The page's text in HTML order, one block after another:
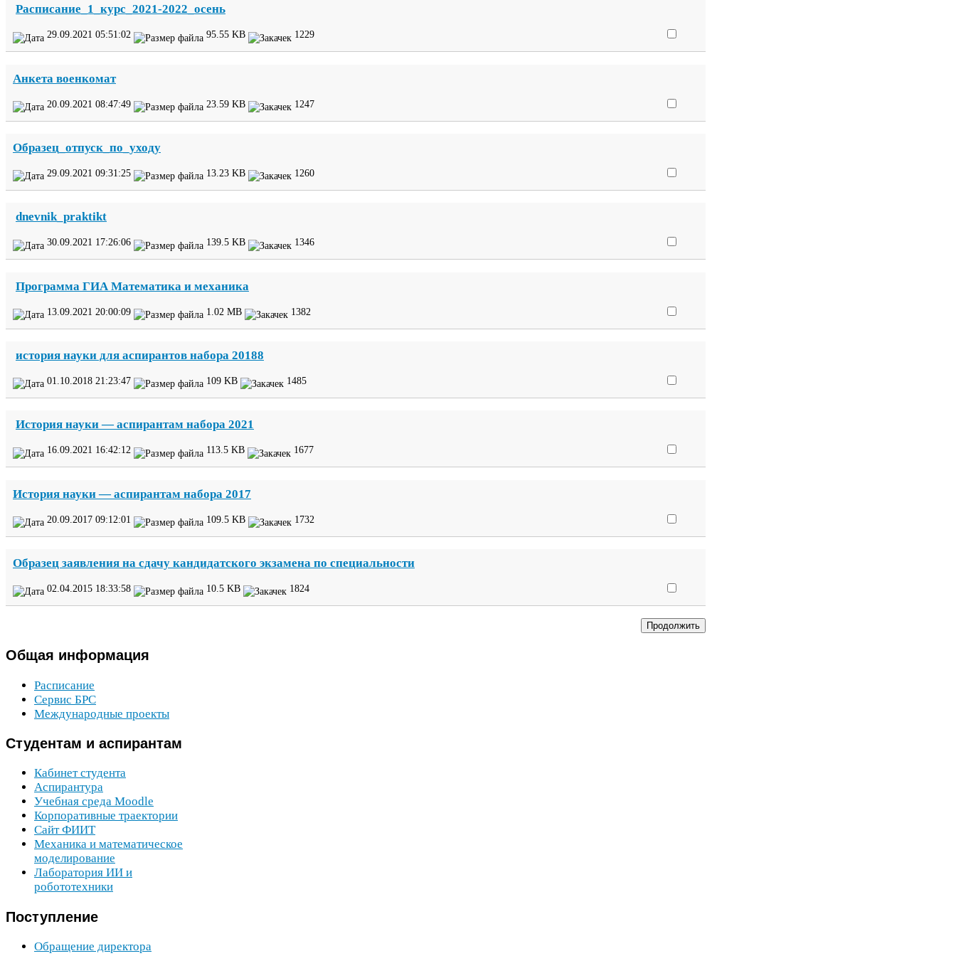
Расписание_​ 1 _​курс_​ 2021-​2022 _​осень
29.09.2021 05:51:02 95.55 KB 1229
Анкета военкомат
20 09 2021 08:47:49 23 59 KB 1247
Образец_​отпуск_​по_​уходу
29 09 2021 09:31:25 13 23 KB 1260
dnevnik_​praktikt
30.09.2021 17:26:06 139.5 KB 1346
Программа ГИА Математика и механика
13 09 2021 20:00:09 1 02 MB 1382
история науки для аспирантов набора 20188
01 10 2018 21:23:47 109 KB 1485
История науки — аспирантам набора 2021
16.09.2021 16:42:12 113.5 KB 1677
История науки — аспирантам набора 2017
20 09 2017 09:12:01 109 5 KB 1732
Образец заявления на сдачу кандидатского экзамена по специальности
02 04 2015 18:33:58 10 5 KB 1824
Общая информация
Расписание
Сервис БРС
Международные проекты
Студентам и аспирантам
Кабинет студента
Аспирантура
Учебная среда Moodle
Корпоративные траектории
СайтФИИТ
Механика и математическое
моделирование
Лаборатория ИИ и
робототехники
Поступление
Обращение директора